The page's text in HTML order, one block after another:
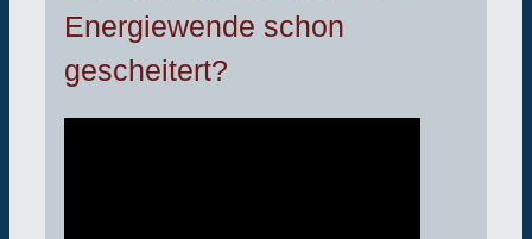
Energiewende schon
gescheitert?